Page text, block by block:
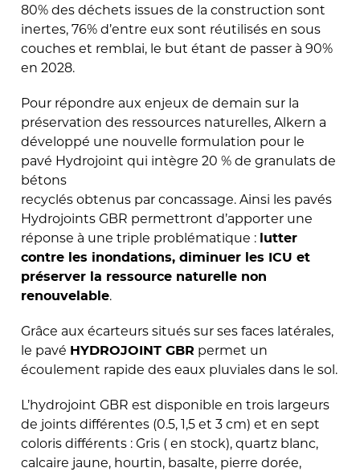
80% des déchets issues de la construction sont
inertes, 76% d’entre eux sont réutilisés en sous
couches et remblai, le but étant de passer à 90%
en 2028.
Pour répondre aux enjeux de demain sur la
préservation des ressources naturelles, Alkern a
développé une nouvelle formulation pour le
pavé Hydrojoint qui intègre 20 % de granulats de
bétons
recyclés obtenus par concassage. Ainsi les pavés
Hydrojoints GBR permettront d’apporter une
réponse à une triple problématique :
lutter
contre les inondations, diminuer les ICU et
préserver la ressource naturelle non
renouvelable.
Grâce aux écarteurs situés sur ses faces latérales,
le pavé HYDROJOINT GBR permet un
écoulement rapide des eaux pluviales dans le sol.
L’hydrojoint GBR est disponible en trois largeurs
de joints différentes (0.5, 1,5 et 3 cm) et en sept
coloris différents : Gris ( en stock), quartz blanc,
calcaire jaune, hourtin, basalte, pierre dorée,